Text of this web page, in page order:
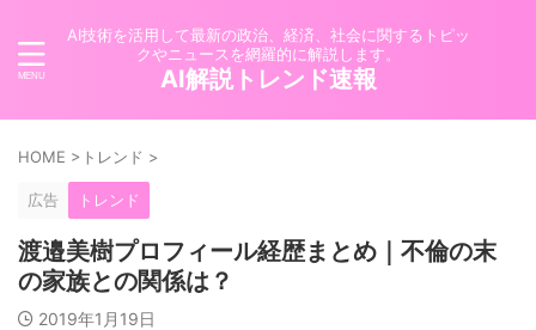
AI技術を活用して最新の政治、経済、社会に関するトピッ
クやニュースを網羅的に解説します。
AI解説トレンド速報
HOME > トレンド >
広告 トレンド
渡邉美樹プロフィール経歴まとめ｜不倫の末
の家族との関係は？
2019年1月19日